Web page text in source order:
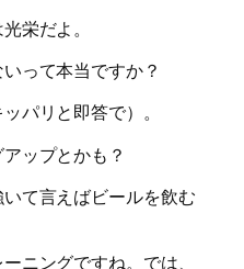
栄だよ。
って本当ですか？
パリと即答で）。
ップとかも？
て言えばビールを飲む
ングですね。では、